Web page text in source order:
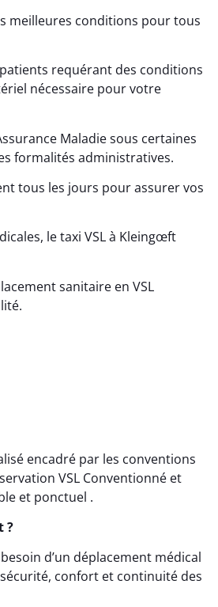
meilleures conditions pour tous
requérant des conditions
nécessaire pour votre
Maladie sous certaines
formalités administratives.
tous les jours pour assurer vos
le taxi VSL à Kleingœft
sanitaire en VSL
encadré par les conventions
VSL Conventionné et
et ponctuel .
?
d’un déplacement médical
confort et continuité des